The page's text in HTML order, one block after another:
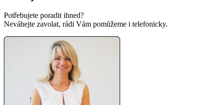
Potřebujete poradit ihned?
Neváhejte zavolat, rádi Vám pomůžeme i telefonicky.